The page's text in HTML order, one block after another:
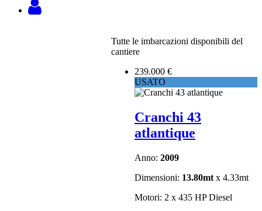
Tutte le imbarcazioni disponibili del
cantiere
239.000 €
USATO
Cranchi 43
atlantique
Anno: 2009
Dimensioni: 13.80mt x 4.33mt
Motori: 2 x 435 HP Diesel